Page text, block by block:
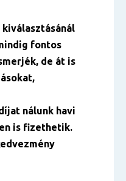
fontos
de át is
nálunk havi
is fizethetik.